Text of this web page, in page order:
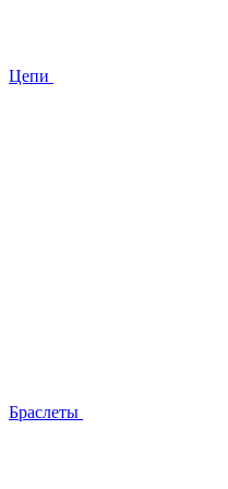
Цепи
Браслеты